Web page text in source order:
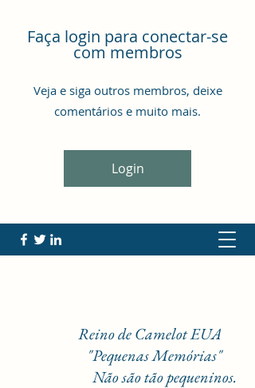
Reino de Camelot EUA
"Pequenas Memórias"
Não são tão pequeninos.
Faça login para conectar-se
com membros
Veja e siga outros membros, deixe
comentários e muito mais.
Login